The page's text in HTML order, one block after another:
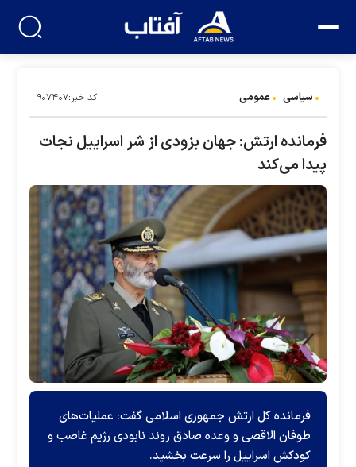
سیاسی عمومی کد خبر:۹۰۷۴۰۷
فرمانده ارتش: جهان بزودی از شر اسراییل نجات
پیدا می‌کند
فرمانده کل ارتش جمهوری اسلامی گفت: عملیات‌های
طوفان الاقصی و وعده صادق روند نابودی رژیم غاصب و
کودکش اسراییل را سرعت بخشید.